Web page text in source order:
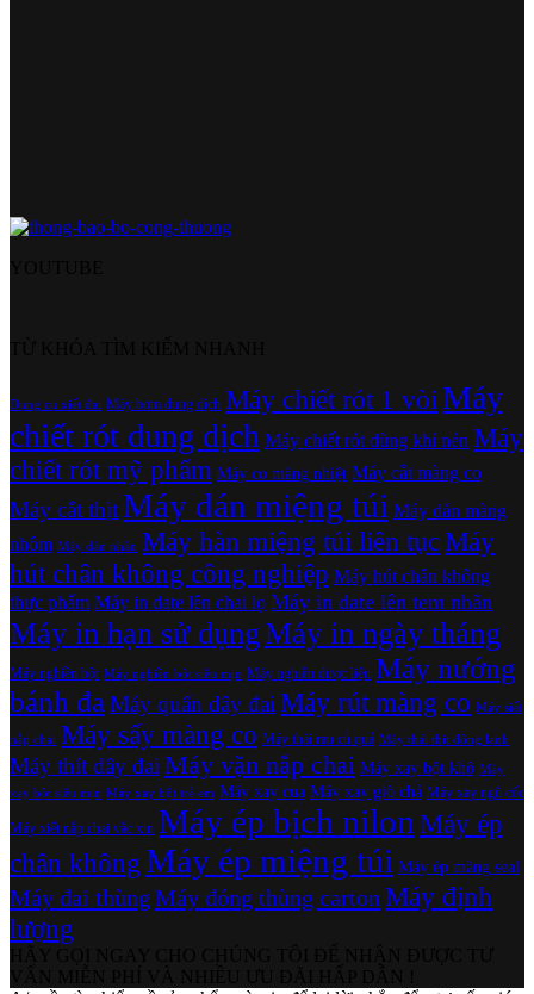
Dụng cụ xiết đai Máy bơm dung dịch Máy chiết rót 1 vòiMáy
chiết rót dung dịch Máy chiết rót dùng khí nén Máy
chiết rót mỹ phẩm Máy co màng nhiệt Máy cắt màng co
Máy cắt thịtMáy dán miệng túi Máy dán màng
nhôm Máy dán nhãn Máy hàn miệng túi liên tụcMáy
hút chân không công nghiệp Máy hút chân không
thực phẩm Máy in date lên chai lọ Máy in date lên tem nhãn
Máy in hạn sử dụngMáy in ngày tháng
Máy nghiền bột Máy nghiền bột siêu mịn Máy nghiền dược liệu Máy nướng
bánh đa Máy quấn dây đai Máy rút màng co Máy siết
nắp chai Máy sấy màng co Máy thái rau củ quả Máy thái thịt đông lạnh
Máy thít dây đai Máy vặn nắp chai Máy xay bột khô Máy
xay bột siêu mịn Máy xay bột trẻ em Máy xay cua Máy xay giò chả Máy xay ngũ cốc
Máy xiết nắp chai vắc xin Máy ép bịch nilon Máy ép
chân không Máy ép miệng túi Máy ép màng seal
Máy đai thùng Máy đóng thùng carton Máy định
lượng